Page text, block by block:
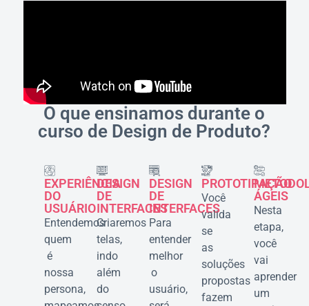
O que ensinamos durante o
curso de Design de Produto?
EXPERIÊNCIA
DO
USUÁRIO
Entendemos
quem
é
nossa
persona,
DESIGN
DE
INTERFACES
Criaremos
telas,
indo
além
do
DESIGN
DE
INTERFACES
Para
entender
melhor
o
usuário,
PROTOTIPAÇÃO
Você
valida
se
as
soluções
propostas
fazem
ÁGEIS
Nesta
etapa,
você
vai
aprender
um